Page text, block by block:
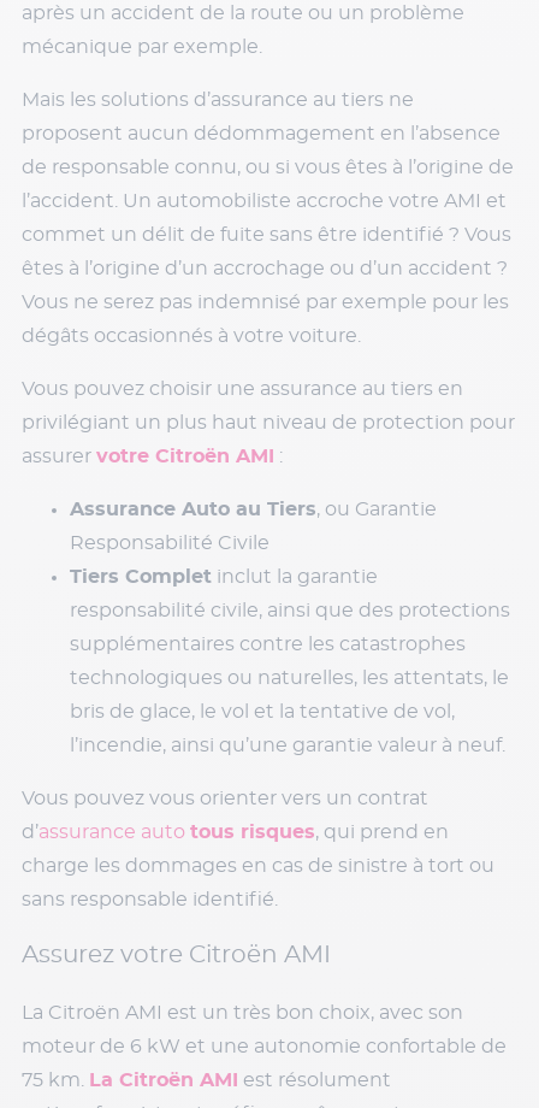
après un accident de la route ou un problème
mécanique par exemple.
Mais les solutions d’assurance au tiers ne
proposent aucun dédommagement en l’absence
de responsable connu, ou si vous êtes à l’origine de
l’accident. Un automobiliste accroche votre AMI et
commet un délit de fuite sans être identifié ? Vous
êtes à l’origine d’un accrochage ou d’un accident ?
Vous ne serez pas indemnisé par exemple pour les
dégâts occasionnés à votre voiture.
Vous pouvez choisir une assurance au tiers en
privilégiant un plus haut niveau de protection pour
assurer votre Citroën AMI :
Assurance Auto au Tiers, ou Garantie
Responsabilité Civile
Tiers Complet inclut la garantie
responsabilité civile, ainsi que des protections
supplémentaires contre les catastrophes
technologiques ou naturelles, les attentats, le
bris de glace, le vol et la tentative de vol,
l’incendie, ainsi qu’une garantie valeur à neuf.
Vous pouvez vous orienter vers un contrat
d’assurance auto tous risques, qui prend en
charge les dommages en cas de sinistre à tort ou
sans responsable identifié.
Assurez votre Citroën AMI
La Citroën AMI est un très bon choix, avec son
moteur de 6 kW et une autonomie confortable de
75 km.
La Citroën AMI
est résolument